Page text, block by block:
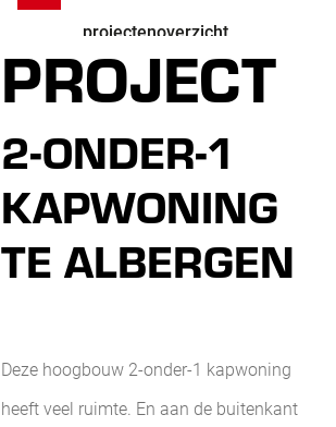
projectenoverzicht
PROJECT
2-ONDER-1
KAPWONING
TE ALBERGEN
Deze hoogbouw 2-onder-1 kapwoning
heeft veel ruimte. En aan de buitenkant